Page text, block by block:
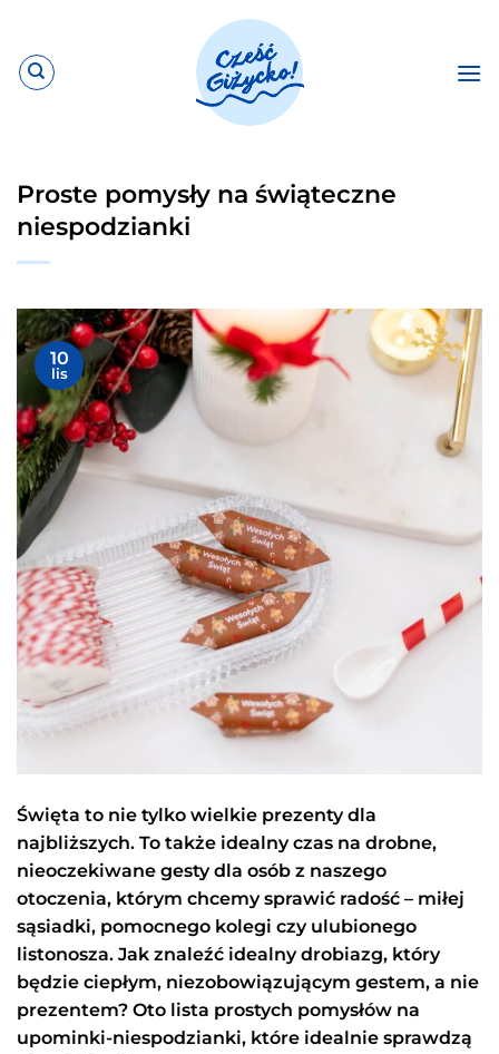
zawartości
Proste pomysły na świąteczne
niespodzianki
10
lis
Święta to nie tylko wielkie prezenty dla
najbliższych. To także idealny czas na drobne,
nieoczekiwane gesty dla osób z naszego
otoczenia, którym chcemy sprawić radość – miłej
sąsiadki, pomocnego kolegi czy ulubionego
listonosza. Jak znaleźć idealny drobiazg, który
będzie ciepłym, niezobowiązującym gestem, a nie
prezentem? Oto lista prostych pomysłów na
upominki-niespodzianki, które idealnie sprawdzą